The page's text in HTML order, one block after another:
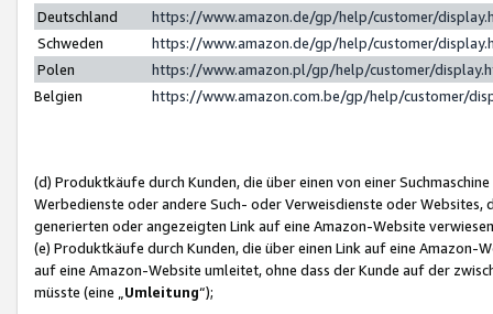
Deutschland
https://www.amazon.de/gp/help/customer/
Schweden
https://www.amazon.de/gp/help/customer/
Polen
https://www.amazon.pl/gp/help/customer/
Belgien
https://www.amazon.com.be/gp/help/customer/
(d) Produktkäufe durch Kunden, die über einen von einer
Werbedienste oder andere Such- oder Verweisdienste oder Websites,
generierten oder angezeigten Link auf eine Amazon-Website
(e) Produktkäufe durch Kunden, die über einen Link auf eine
auf eine Amazon-Website umleitet, ohne dass der Kunde auf der
müsste (eine „ Umleitung“);